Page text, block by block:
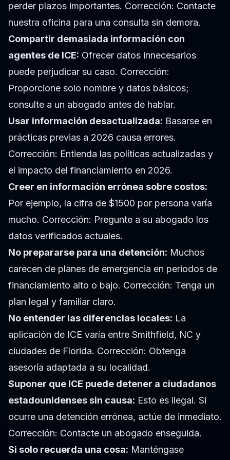
perder plazos importantes. Corrección: Contacte
nuestra oficina para una consulta sin demora.
Compartir demasiada información con
agentes de ICE: Ofrecer datos innecesarios
puede perjudicar su caso. Corrección:
Proporcione solo nombre y datos básicos;
consulte a un abogado antes de hablar.
Usar información desactualizada: Basarse en
prácticas previas a 2026 causa errores.
Corrección: Entienda las políticas actualizadas y
el impacto del financiamiento en 2026.
Creer en información errónea sobre costos:
Por ejemplo, la cifra de $1500 por persona varía
mucho. Corrección: Pregunte a su abogado los
datos verificados actuales.
No prepararse para una detención: Muchos
carecen de planes de emergencia en periodos de
financiamiento alto o bajo. Corrección: Tenga un
plan legal y familiar claro.
No entender las diferencias locales: La
aplicación de ICE varía entre Smithfield, NC y
ciudades de Florida. Corrección: Obtenga
asesoría adaptada a su localidad.
Suponer que ICE puede detener a ciudadanos
estadounidenses sin causa: Esto es ilegal. Si
ocurre una detención errónea, actúe de inmediato.
Corrección: Contacte un abogado enseguida.
Si solo recuerda una cosa: Manténgase